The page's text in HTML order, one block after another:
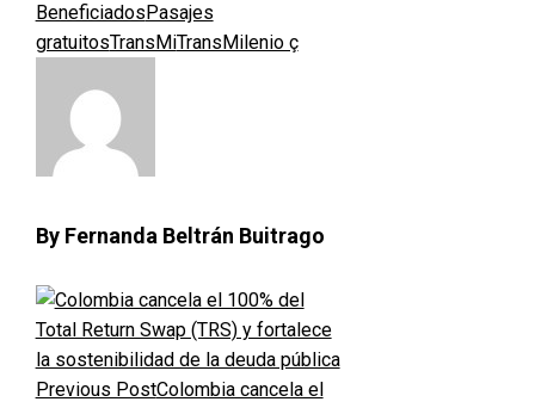
Beneficiados Pasajes
gratuitosTransMiTransMilenio ç
By Fernanda Beltrán Buitrago
Previous PostColombia cancela el